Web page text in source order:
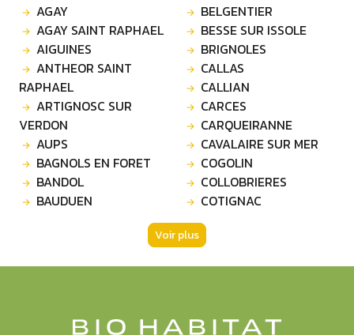
AGAY
AGAY SAINT RAPHAEL
AIGUINES
ANTHEOR SAINT
RAPHAEL
ARTIGNOSC SUR
VERDON
AUPS
BAGNOLS EN FORET
BANDOL
BAUDUEN
BELGENTIER
BESSE SUR ISSOLE
BRIGNOLES
CALLAS
CALLIAN
CARCES
CARQUEIRANNE
CAVALAIRE SUR MER
COGOLIN
COLLOBRIERES
COTIGNAC
Voir plus